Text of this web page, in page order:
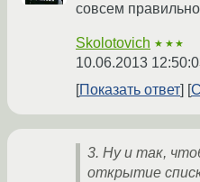
совсем
Skolotovich ★★★
10.06.2013
Показать ответ
3. Ну и так,
открытие